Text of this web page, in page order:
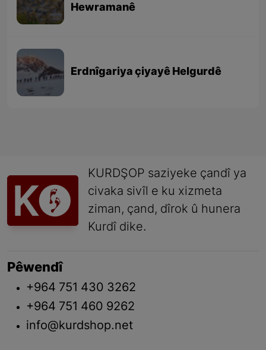
Hewramanê
Erdnîgariya çiyayê Helgurdê
KURDŞOP saziyeke çandî ya
civaka sivîl e ku xizmeta
ziman, çand, dîrok û hunera
Kurdî dike.
Pêwendî
+964 751 430 3262
+964 751 460 9262
info@kurdshop.net